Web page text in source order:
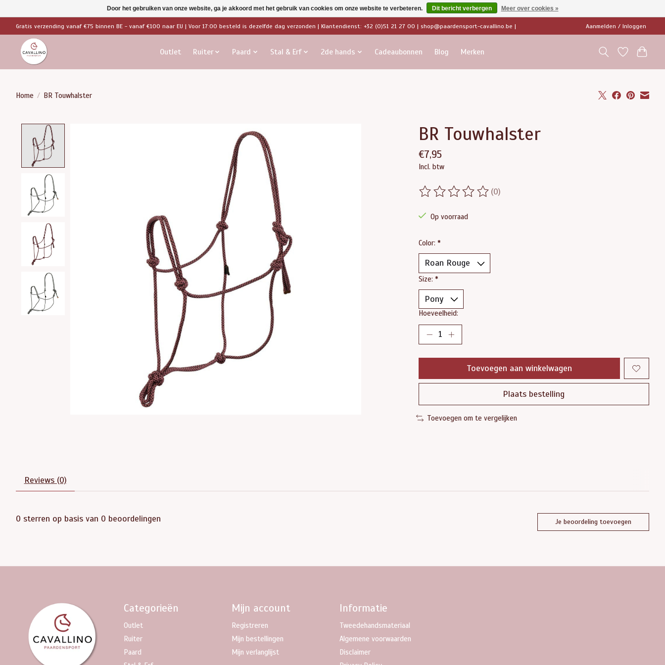
Gratis verzending vanaf €75 binnen BE - vanaf €100 naar EU | Voor 17:00 besteld is dezelfde dag verzonden | Klantendienst: +32 (0)51 21 27 00 | shop@paardensport-cavallino.be | Aanmelden / Inloggen
Outlet Ruiter Paard Stal & Erf 2de hands Cadeaubonnen Blog Merken
Home / BR Touwhalster
BR Touwhalster
€7,95
Incl. btw
De beoordeling van dit product is
(0)
Op voorraad
Color: *
Size: *
Hoeveelheid:
Toevoegen aan winkelwagen
Plaats bestelling
Toevoegen om te vergelijken
Reviews (0)
0 sterren op basis van 0 beoordelingen Je beoordeling toevoegen
Categorieën
Outlet
Ruiter
Paard
Mijn account
Registreren
Mijn bestellingen
Mijn verlanglijst
Informatie
Tweedehandsmateriaal
Algemene voorwaarden
Disclaimer
Door het gebruiken van onze website, ga je akkoord met het gebruik van cookies om onze website te verbeteren. Dit bericht verbergen Meer over cookies »